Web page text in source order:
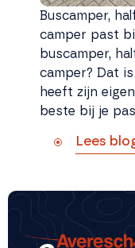
Buscamper,
camper past
buscamper,
camper? Dat
heeft zijn
beste bij je
Lees